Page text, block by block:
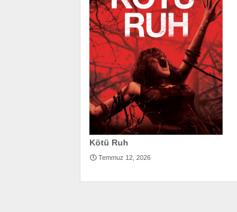
Kötü Ruh
Temmuz 12, 2026